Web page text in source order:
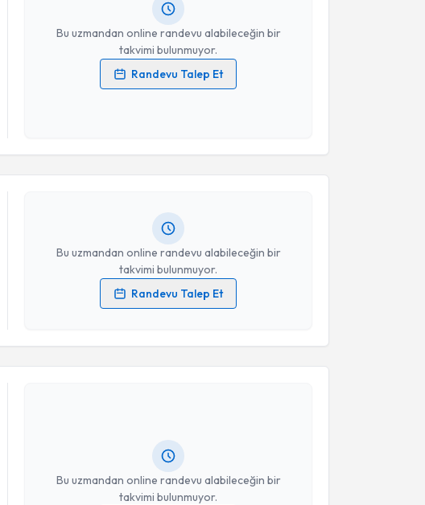
Bu uzmandan online randevu alabileceğin bir
takvimi bulunmuyor.
Randevu Talep Et
Kişisel verilerimin işlenmesine ilişkinAydınlatma Metni
Takvim Talebini Gönder
Bu uzmandan online randevu alabileceğin bir
takvimi bulunmuyor.
Randevu Talep Et
Kişisel verilerimin işlenmesine ilişkinAydınlatma Metni
Bu uzmandan online randevu alabileceğin bir
takvimi bulunmuyor.
Randevu Takvimi Talebi